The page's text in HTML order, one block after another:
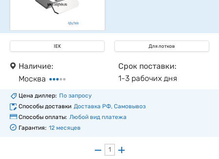
IEK Для лотков
Наличие:
Москва
Срок поставки:
1-3 рабочих дня
Цена диллер: По запросу
Способы доставки Доставка РФ, Самовывоз
Способы оплаты: Любой вид платежа
Гарантия: 12 месяцев